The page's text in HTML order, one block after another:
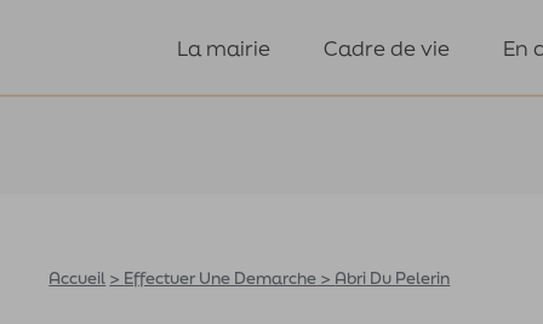
La mairie Cadre de vie En
Accueil > Effectuer Une Demarche > Abri Du Pelerin